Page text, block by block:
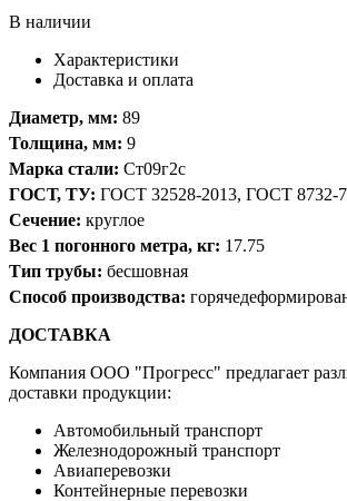
В наличии
Характеристики
Доставка и оплата
Диаметр, мм: 89
Толщина, мм: 9
Марка стали: Ст09г2с
ГОСТ, ТУ: ГОСТ 32528-2013, ГОСТ 8732-
Сечение: круглое
Вес 1 погонного метра, кг: 17.75
Тип трубы: бесшовная
Способ производства:
ДОСТАВКА
Компания OOO "Прогресс" предлагает
доставки продукции:
Автомобильный транспорт
Железнодорожный транспорт
Авиаперевозки
Контейнерные перевозки